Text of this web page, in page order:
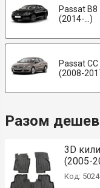
Passat B8
(2014-...)
Passat CC
(2008-
Разом
3D
(2005-
Код: